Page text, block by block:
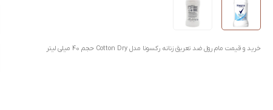
خرید و قیمت مام رول ضد تعریق زنانه رکسونا مدل Cotton Dry حجم 40 میلی لیتر